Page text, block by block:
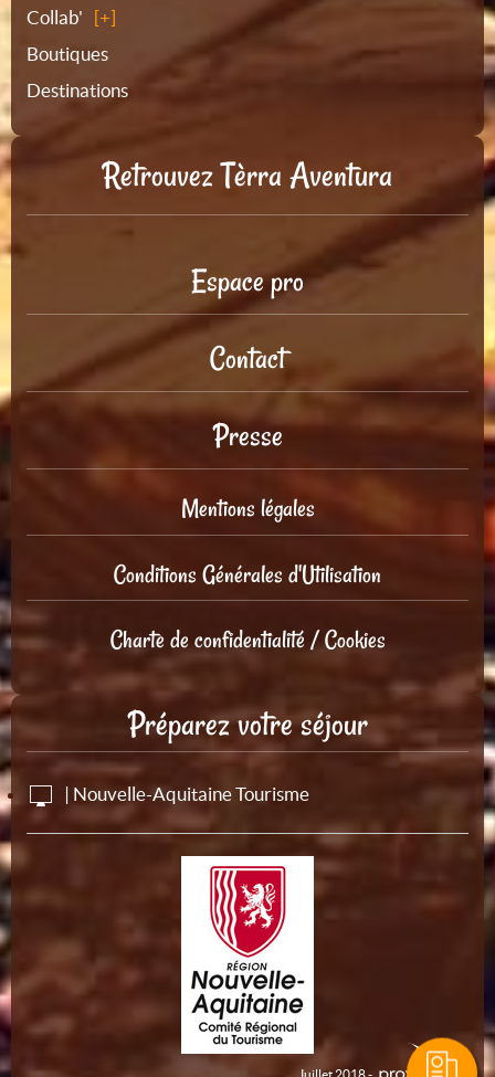
Collab'
Boutiques
Destinations
Retrouvez Tèrra Aventura
Espace pro
Contact
Presse
Mentions légales
Conditions Générales d'Utilisation
Charte de confidentialité / Cookies
Préparez votre séjour
| Nouvelle-Aquitaine Tourisme